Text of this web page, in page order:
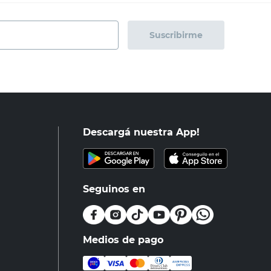
Suscribirme
Descargá nuestra App!
Seguinos en
Medios de pago